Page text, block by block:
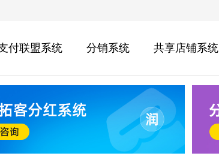
付联盟系统 分销系统 共享店铺系统